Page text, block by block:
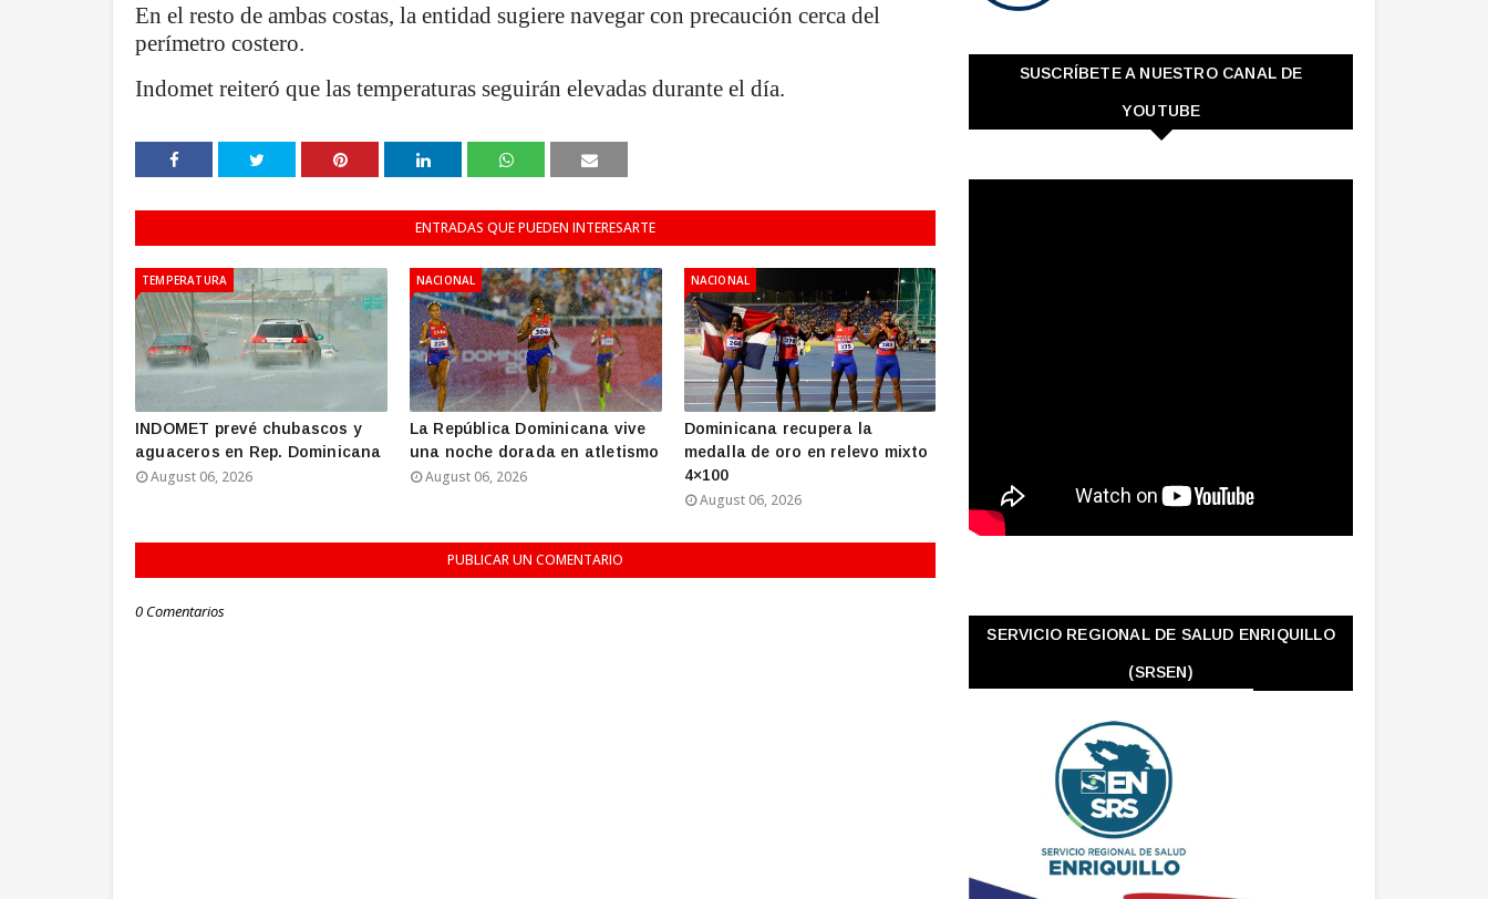
En el resto de ambas costas, la entidad sugiere navegar con precaución cerca del
perímetro costero.
Indomet reiteró que las temperaturas seguirán elevadas durante el día.
ENTRADAS QUE PUEDEN INTERESARTE
TEMPERATURA
INDOMET prevé chubascos y
aguaceros en Rep. Dominicana
August 06, 2026
NACIONAL
La República Dominicana vive
una noche dorada en atletismo
August 06, 2026
NACIONAL
Dominicana recupera la
medalla de oro en relevo mixto
4×100
August 06, 2026
PUBLICAR UN COMENTARIO
0 Comentarios
SUSCRÍBETE A NUESTRO CANAL DE
YOUTUBE
SERVICIO REGIONAL DE SALUD ENRIQUILLO
(SRSEN)